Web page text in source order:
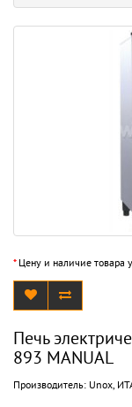
*Цену и наличие товара
Печь
893 MANUAL
Производитель: Unox,